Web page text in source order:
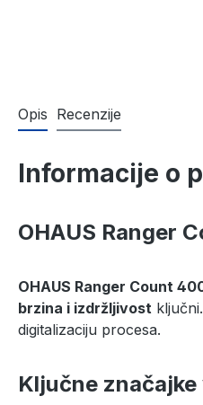
Opis Recenzije
Informacije o
OHAUS Ranger
OHAUS Ranger Count
brzina i izdržljivost
digitalizaciju procesa.
Ključne značajke